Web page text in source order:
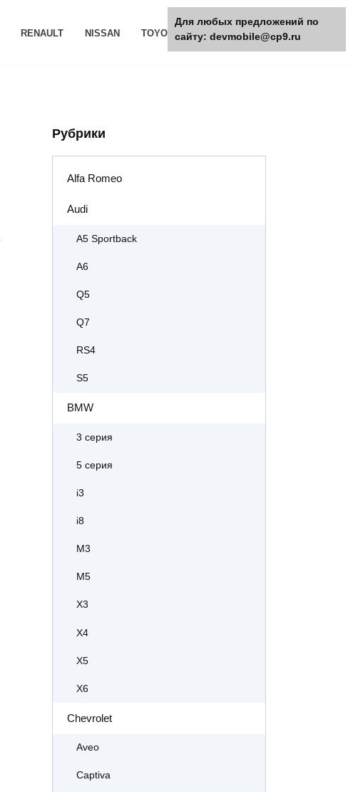
RENAULT NISSAN TOYOTA РАЗНОЕ
Рубрики
Alfa Romeo
Audi
A5 Sportback
A6
Q5
Q7
RS4
S5
BMW
3 серия
5 серия
i3
i8
M3
M5
X3
X4
X5
X6
Chevrolet
Aveo
Captiva
Для любых предложений по
сайту: devmobile@cp9.ru